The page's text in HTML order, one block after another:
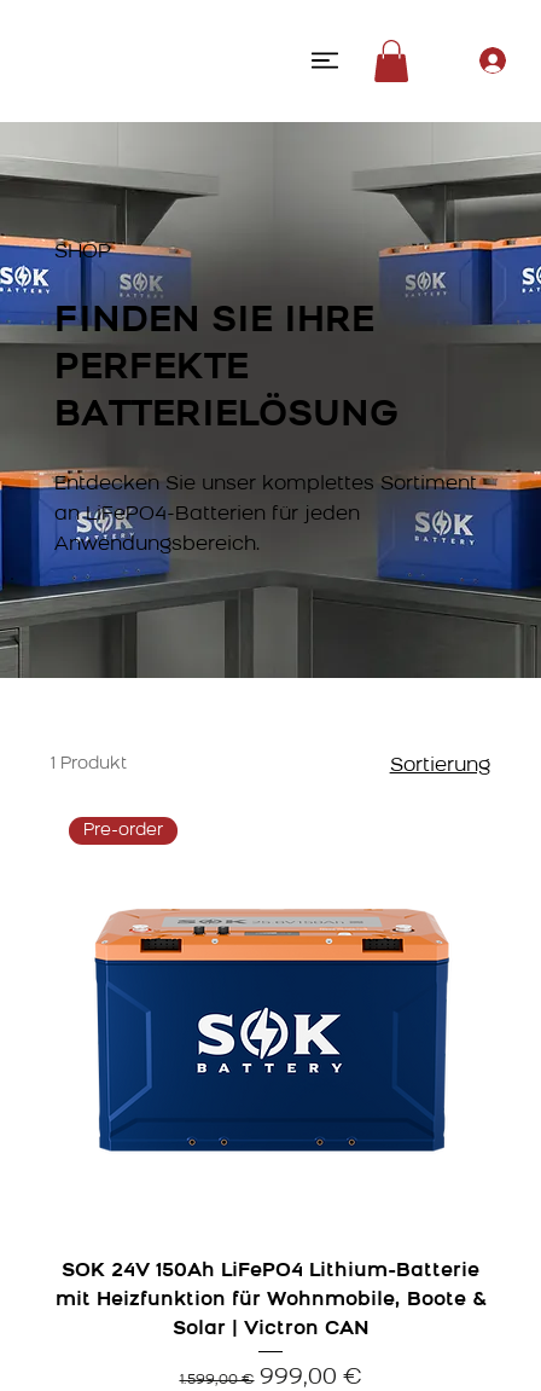
SHOP
FINDEN SIE IHRE
PERFEKTE
BATTERIELÖSUNG
Entdecken Sie unser komplettes Sortiment
an LiFePO4-Batterien für jeden
Anwendungsbereich.
1 Produkt Sortierung
Pre-order
SOK 24V 150Ah LiFePO4 Lithium-Batterie
mit Heizfunktion für Wohnmobile, Boote &
Solar | Victron CAN
Standardpreis
1.599,00 € Sale-Preis
999,00 €